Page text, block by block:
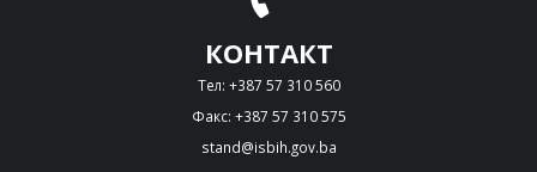
КОНТАКТ
Тел: +387 57 310 560
Факс: +387 57 310 575
stand@isbih.gov.ba